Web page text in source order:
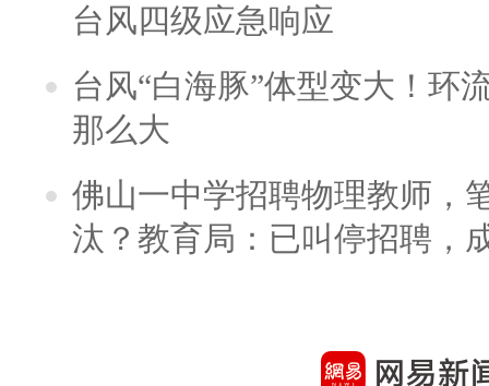
台风四级应急响应
台风“白海豚”体型变大！环
那么大
佛山一中学招聘物理教师，
汰？教育局：已叫停招聘，